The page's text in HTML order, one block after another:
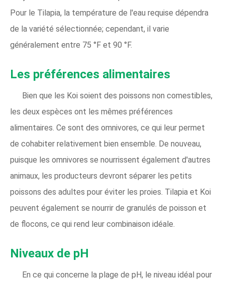
Pour le Tilapia, la température de l'eau requise dépendra
de la variété sélectionnée; cependant, il varie
généralement entre 75 °F et 90 °F.
Les préférences alimentaires
Bien que les Koi soient des poissons non comestibles,
les deux espèces ont les mêmes préférences
alimentaires. Ce sont des omnivores, ce qui leur permet
de cohabiter relativement bien ensemble. De nouveau,
puisque les omnivores se nourrissent également d'autres
animaux, les producteurs devront séparer les petits
poissons des adultes pour éviter les proies. Tilapia et Koi
peuvent également se nourrir de granulés de poisson et
de flocons, ce qui rend leur combinaison idéale.
Niveaux de pH
En ce qui concerne la plage de pH, le niveau idéal pour